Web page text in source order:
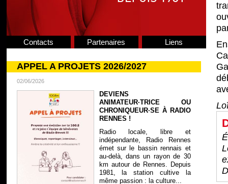
Contacts Partenaires Liens
APPEL A PROJETS 2026/2027
02/06/2026
DEVIENS
ANIMATEUR·TRICE OU
CHRONIQUEUR·SE À RADIO
RENNES !
Radio locale, libre et
indépendante, Radio Rennes
émet sur le bassin rennais et
au-delà, dans un rayon de 30
km autour de Rennes. Depuis
1981, la station cultive la
même passion : la culture...